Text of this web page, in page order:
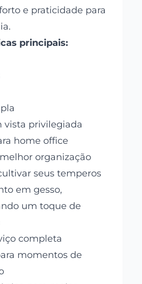
e praticidade para
principais:
vista privilegiada
home office
organização
seus temperos
em gesso,
um toque de
completa
momentos de